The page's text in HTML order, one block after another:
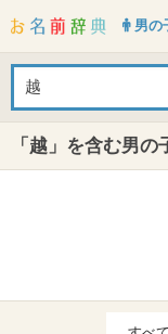
男の
「越」を含む男